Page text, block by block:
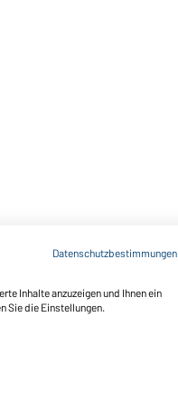
Datenschutzbestimmungen
Inhalte anzuzeigen und Ihnen ein
Sie die Einstellungen.